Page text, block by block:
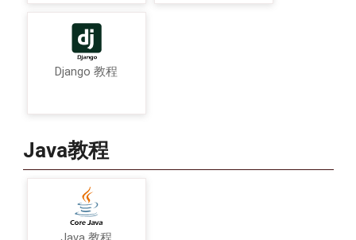
Django 教程
Java教程